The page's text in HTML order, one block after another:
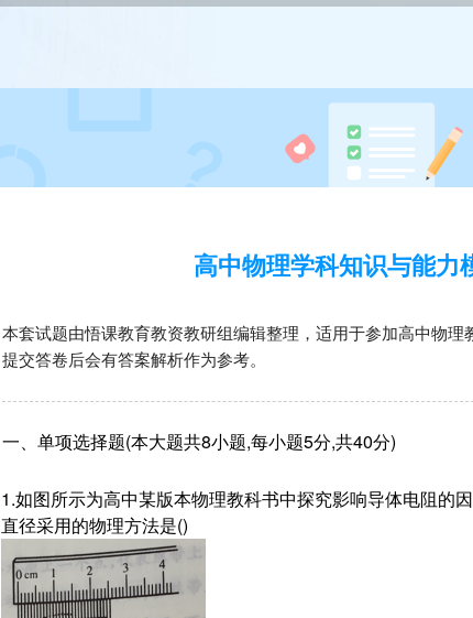
高中物理学科知识与能力
本套试题由悟课教育教资教研组编辑整理，适用于参加高中物理
提交答卷后会有答案解析作为参考。
一、单项选择题(本大题共8小题,每小题5分,共40分)
1.如图所示为高中某版本物理教科书中探究影响导体电阻的
直径采用的物理方法是()